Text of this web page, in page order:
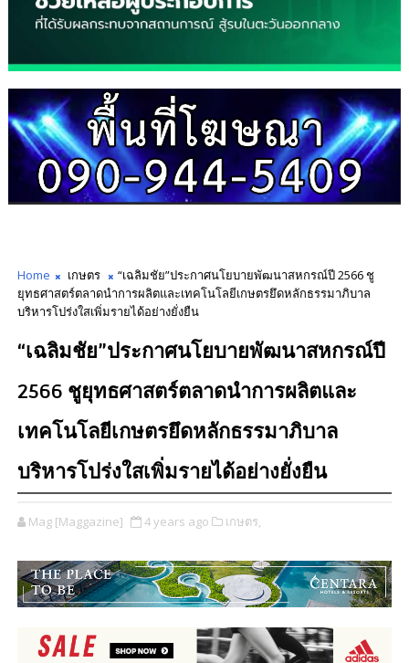
Home เกษตร
“เฉลิมชัย”ประกาศนโยบายพัฒนาสหกรณ์ปี 2566 ชู
ยุทธศาสตร์ตลาดนำการผลิตและเทคโนโลยีเกษตรยึดหลักธรรมาภิบาล
บริหารโปร่งใสเพิ่มรายได้อย่างยั่งยืน
“เฉลิมชัย”ประกาศนโยบายพัฒนาสหกรณ์ปี
2566 ชูยุทธศาสตร์ตลาดนำการผลิตและ
เทคโนโลยีเกษตรยึดหลักธรรมาภิบาล
บริหารโปร่งใสเพิ่มรายได้อย่างยั่งยืน
Mag [Maggazine] 4 years ago เกษตร,